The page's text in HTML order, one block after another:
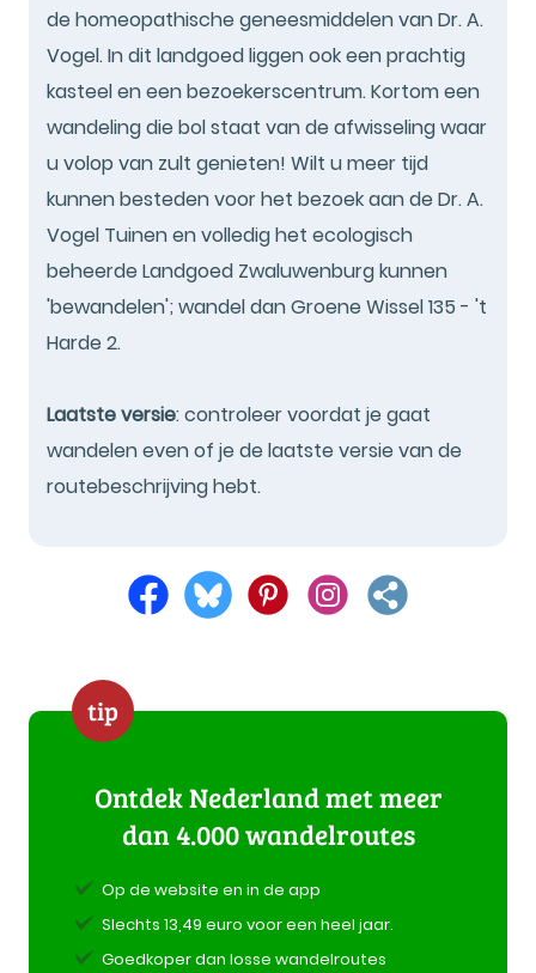
de homeopathische geneesmiddelen van Dr. A.
Vogel. In dit landgoed liggen ook een prachtig
kasteel en een bezoekerscentrum. Kortom een
wandeling die bol staat van de afwisseling waar
u volop van zult genieten! Wilt u meer tijd
kunnen besteden voor het bezoek aan de Dr. A.
Vogel Tuinen en volledig het ecologisch
beheerde Landgoed Zwaluwenburg kunnen
'bewandelen'; wandel dan Groene Wissel 135 - 't
Harde 2.
Laatste versie: controleer voordat je gaat
wandelen even of je de laatste versie van de
routebeschrijving hebt.
tip
Ontdek Nederland met meer
dan 4.000 wandelroutes
Op de website en in de app
Slechts 13,49 euro voor een heel jaar.
Goedkoper dan losse wandelroutes